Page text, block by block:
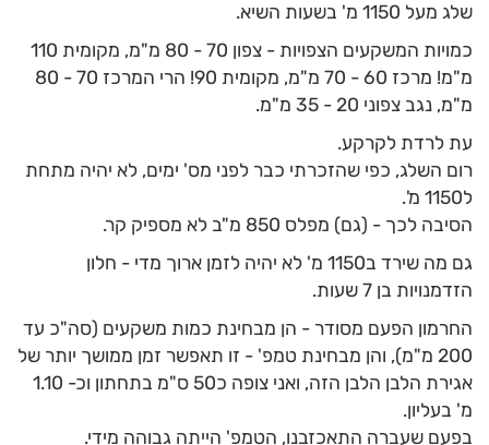
שלג מעל 1150 מ' בשעות השיא.
כמויות המשקעים הצפויות - צפון 70 - 80 מ"מ, מקומית 110
מ"מ! מרכז 60 - 70 מ"מ, מקומית 90! הרי המרכז 70 - 80
מ"מ, נגב צפוני 20 - 35 מ"מ.
עת לרדת לקרקע.
רום השלג, כפי שהזכרתי כבר לפני מס' ימים, לא יהיה מתחת
ל1150 מ'.
הסיבה לכך - (גם) מפלס 850 מ"ב לא מספיק קר.
גם מה שירד ב1150 מ' לא יהיה לזמן ארוך מדי - חלון
הזדמנויות בן 7 שעות.
החרמון הפעם מסודר - הן מבחינת כמות משקעים (סה"כ עד
200 מ"מ), והן מבחינת טמפ' - זו תאפשר זמן ממושך יותר של
אגירת הלבן הלבן הזה, ואני צופה כ50 ס"מ בתחתון וכ- 1.10
מ' בעליון.
בפעם שעברה התאכזבנו, הטמפ' הייתה גבוהה מידי.